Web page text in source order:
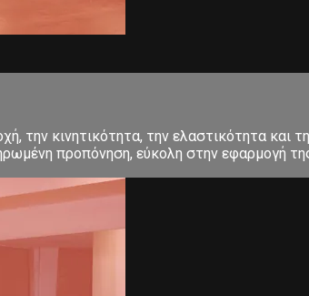
την κινητικότητα, την ελαστικότητα και
προπόνηση, εύκολη στην εφαρμογή